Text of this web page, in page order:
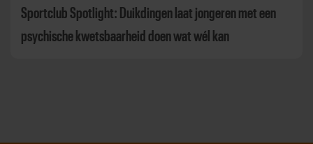
Sportclub Spotlight: Duikdingen laat jongeren met een
psychische kwetsbaarheid doen wat wél kan